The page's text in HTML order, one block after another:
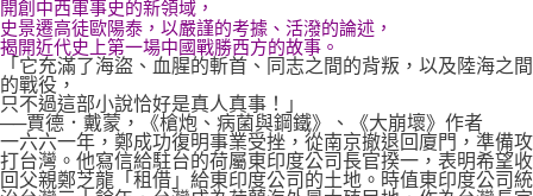
開創中西軍事史的新領域，
史景遷高徒歐陽泰，以嚴謹的考據、活潑的論述，
揭開近代史上第一場中國戰勝西方的故事。
「它充滿了海盜、血腥的斬首、同志之間的背叛，以及陸海之間
的戰役，
只不過這部小說恰好是真人真事！」
──賈德．戴蒙，《槍炮、病菌與鋼鐵》、《大崩壞》作者
一六六一年，鄭成功復明事業受挫，從南京撤退回廈門，準備攻
打台灣。他寫信給駐台的荷屬東印度公司長官揆一，表明希望收
回父親鄭芝龍「租借」給東印度公司的土地。時值東印度公司統